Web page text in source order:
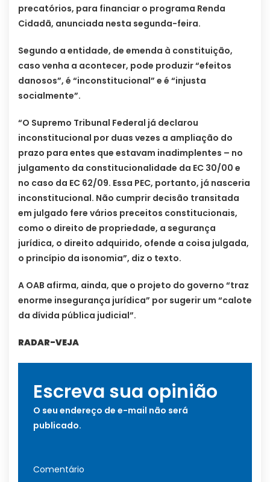
precatórios, para financiar o programa Renda
Cidadã, anunciada nesta segunda-feira.
Segundo a entidade, de emenda à constituição,
caso venha a acontecer, pode produzir “efeitos
danosos”, é “inconstitucional” e é “injusta
socialmente”.
“O Supremo Tribunal Federal já declarou
inconstitucional por duas vezes a ampliação do
prazo para entes que estavam inadimplentes – no
julgamento da constitucionalidade da EC 30/00 e
no caso da EC 62/09. Essa PEC, portanto, já nasceria
inconstitucional. Não cumprir decisão transitada
em julgado fere vários preceitos constitucionais,
como o direito de propriedade, a segurança
jurídica, o direito adquirido, ofende a coisa julgada,
o princípio da isonomia”, diz o texto.
A OAB afirma, ainda, que o projeto do governo “traz
enorme insegurança jurídica” por sugerir um “calote
da dívida pública judicial”.
RADAR-VEJA
Escreva sua opinião
O seu endereço de e-mail não será
publicado.
Comentário